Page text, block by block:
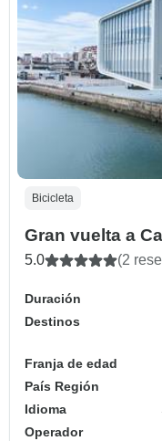
Bicicleta
Gran vuelta a
5.0 (2
Duración
Destinos
Franja de edad
País Región
Idioma
Operador